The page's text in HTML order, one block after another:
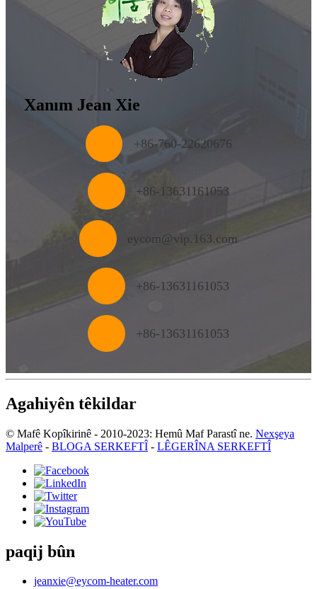
Xanım Jean Xie
+86-760-22620676
+86-13631161053
eycom@vip.163.com
+86-13631161053
+86-13631161053
Agahiyên têkildar
© Mafê Kopîkirinê - 2010-2023: Hemû Maf Parastî ne. Nexşeya
Malperê - BLOGA SERKEFTÎ - LÊGERÎNA SERKEFTÎ
paqij bûn
jeanxie@eycom-heater.com